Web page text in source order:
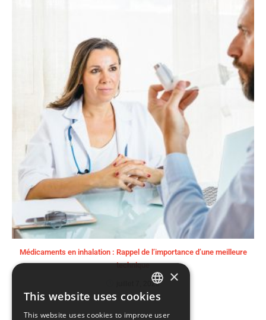
Médicaments en inhalation : Rappel de l’importance d’une meilleure
technique
juillet 7, 2020
ENGLISH
×
This website uses cookies
This website uses cookies to improve user